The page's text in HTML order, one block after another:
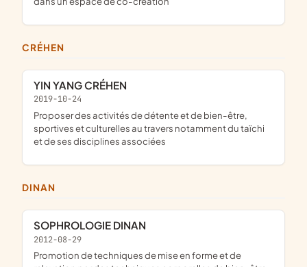
CRÉHEN
YIN YANG CRÉHEN
2019-10-24
proposer des activités de détente et de bien-être,
sportives et culturelles au travers notamment du taïchi
et de ses disciplines associées
DINAN
SOPHROLOGIE DINAN
2012-08-29
promotion de techniques de mise en forme et de